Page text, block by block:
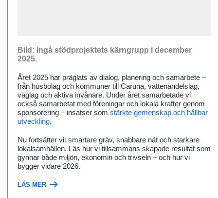
Bild: Ingå stödprojektets kärngrupp i december
2025.
Året 2025 har präglats av dialog, planering och samarbete –
från husbolag och kommuner till Caruna, vattenandelslag,
väglag och aktiva invånare. Under året samarbetade vi
också samarbetat med föreningar och lokala krafter genom
sponsorering – insatser som stärkte gemenskap och hållbar
utveckling.
Nu fortsätter vi: smartare gräv, snabbare nät och starkare
lokalsamhällen. Läs hur vi tillsammans skapade resultat som
gynnar både miljön, ekonomin och trivseln – och hur vi
bygger vidare 2026.
LÄS MER